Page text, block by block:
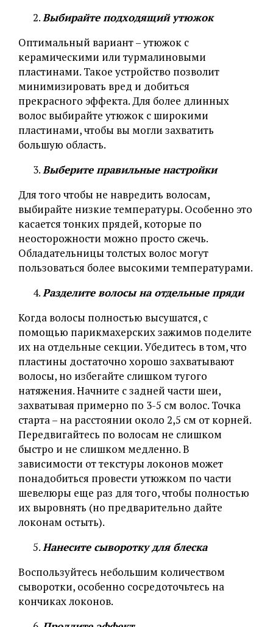
Выбирайте подходящий утюжок
Оптимальный вариант – утюжок с
керамическими или турмалиновыми
пластинами. Такое устройство позволит
минимизировать вред и добиться
прекрасного эффекта. Для более длинных
волос выбирайте утюжок с широкими
пластинами, чтобы вы могли захватить
большую область.
Выберите правильные настройки
Для того чтобы не навредить волосам,
выбирайте низкие температуры. Особенно это
касается тонких прядей, которые по
неосторожности можно просто сжечь.
Обладательницы толстых волос могут
пользоваться более высокими температурами.
Разделите волосы на отдельные пряди
Когда волосы полностью высушатся, с
помощью парикмахерских зажимов поделите
их на отдельные секции. Убедитесь в том, что
пластины достаточно хорошо захватывают
волосы, но избегайте слишком тугого
натяжения. Начните с задней части шеи,
захватывая примерно по 3-5 см волос. Точка
старта – на расстоянии около 2,5 см от корней.
Передвигайтесь по волосам не слишком
быстро и не слишком медленно. В
зависимости от текстуры локонов может
понадобиться провести утюжком по части
шевелюры еще раз для того, чтобы полностью
их выровнять (но предварительно дайте
локонам остыть).
Нанесите сыворотку для блеска
Воспользуйтесь небольшим количеством
сыворотки, особенно сосредоточьтесь на
кончиках локонов.